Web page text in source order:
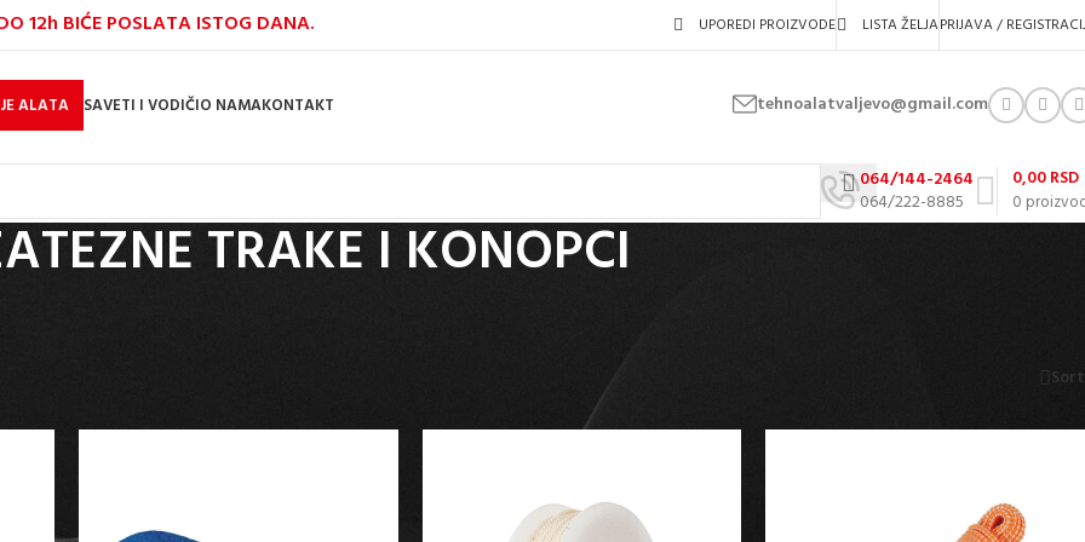
12h BIĆE POSLATA ISTOG DANA. UPOREDI PROIZVODE LISTA ŽELJAPRIJAVA /
ALATA SAVETI I VODIČIO NAMAKONTAKT tehnoalatvaljevo@gmail.com
064/144-2464
064/222-8885
0
0,00RSD
TRAKE I KONOPCI
Sort